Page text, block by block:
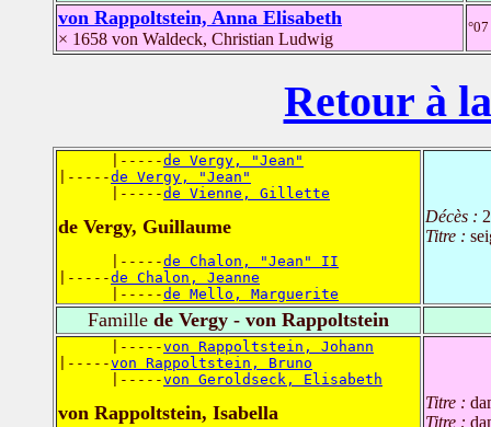
von Rappoltstein, Anna Elisabeth
× 1658 von Waldeck, Christian Ludwig
Retour à
      |-----
de Vergy, "Jean"
|-----de Vergy, "Jean"
      |-----
de Vienne, Gillette
de Vergy, Guillaume
      |-----
de Chalon, "Jean" II
|-----de Chalon, Jeanne
      |-----
de Mello, Marguerite
Décès :
Titre :
Famille de Vergy - von Rappoltstein
      |-----
von Rappoltstein, Johann
|-----von Rappoltstein, Bruno
      |-----
von Geroldseck, Elisabeth
von Rappoltstein, Isabella Titre :
Titre :